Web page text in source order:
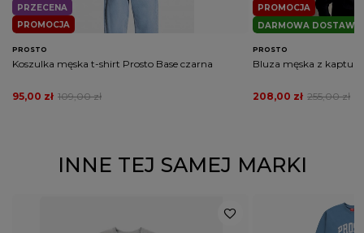
PROMOCJA
PRZECENA
PROSTO
Koszulka męska t-shirt Prosto Base czarna
109,00 zł
95,00 zł
PROMOCJA
DARMOWA DOSTAWA
PROSTO
Bluza męska z
255,00 zł
208,00 zł
INNE TEJ SAMEJ MARKI